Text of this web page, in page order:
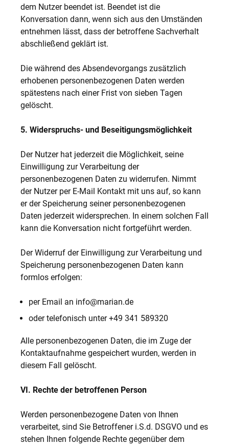
dem Nutzer beendet ist. Beendet ist die
Konversation dann, wenn sich aus den Umständen
entnehmen lässt, dass der betroffene Sachverhalt
abschließend geklärt ist.
Die während des Absendevorgangs zusätzlich
erhobenen personenbezogenen Daten werden
spätestens nach einer Frist von sieben Tagen
gelöscht.
5. Widerspruchs- und Beseitigungsmöglichkeit
Der Nutzer hat jederzeit die Möglichkeit, seine
Einwilligung zur Verarbeitung der
personenbezogenen Daten zu widerrufen. Nimmt
der Nutzer per E-Mail Kontakt mit uns auf, so kann
er der Speicherung seiner personenbezogenen
Daten jederzeit widersprechen. In einem solchen Fall
kann die Konversation nicht fortgeführt werden.
Der Widerruf der Einwilligung zur Verarbeitung und
Speicherung personenbezogenen Daten kann
formlos erfolgen:
per Email an info@marian.de
oder telefonisch unter +49 341 589320
Alle personenbezogenen Daten, die im Zuge der
Kontaktaufnahme gespeichert wurden, werden in
diesem Fall gelöscht.
VI. Rechte der betroffenen Person
Werden personenbezogene Daten von Ihnen
verarbeitet, sind Sie Betroffener i.S.d. DSGVO und es
stehen Ihnen folgende Rechte gegenüber dem